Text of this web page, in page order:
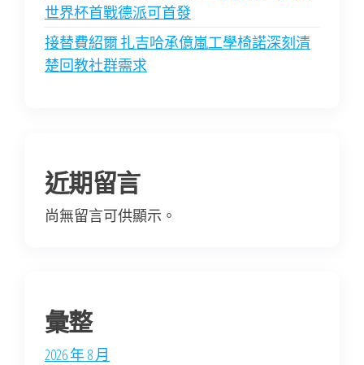
世界杯首戰德派可首發
接替費紹爾 扎吉哈承億嵐工學椅諾深刻清
楚回教社群需求
近期留言
尚無留言可供顯示。
彙整
2026 年 8 月